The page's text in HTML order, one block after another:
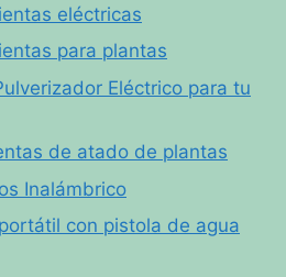
eléctricas
para plantas
Eléctrico para tu
de atado de plantas
Inalámbrico
con pistola de agua